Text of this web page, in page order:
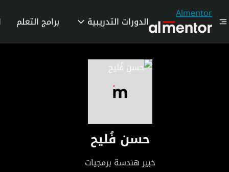
Almentor
الدورات التدريبية برامج التعلم
حسن فُليح
خبير هندسة برمجيات